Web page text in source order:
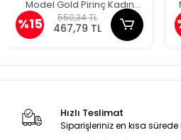
Model Gold Pirinç Kadın
Bileklik
%15 550,34 TL
467,79 TL
Hızlı Teslimat
Siparişleriniz en kısa sürede